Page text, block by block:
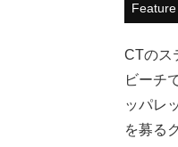
Feature
CTのス
ビーチ
ッパレ
を募る